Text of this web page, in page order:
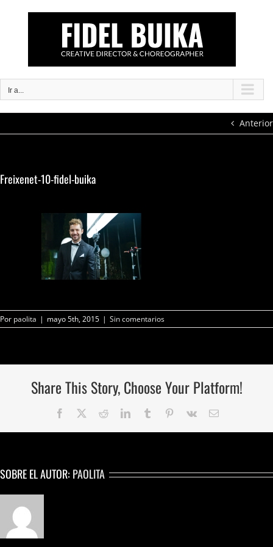
Ir a...
Anterior
Freixenet-10-fidel-buika
Por paolita | mayo 5th, 2015 | Sin comentarios
Share This Story, Choose Your Platform!
Facebook
TwitterRedditLinkedInTumblr Pinterest
Vk
Correo
SOBRE EL AUTOR: PAOLITA